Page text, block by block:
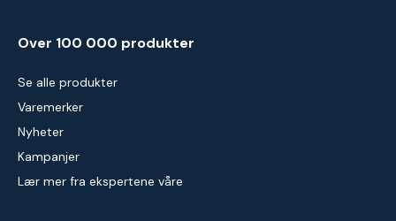
Over 100 000 produkter
Se alle produkter
Varemerker
Nyheter
Kampanjer
Lær mer fra ekspertene våre